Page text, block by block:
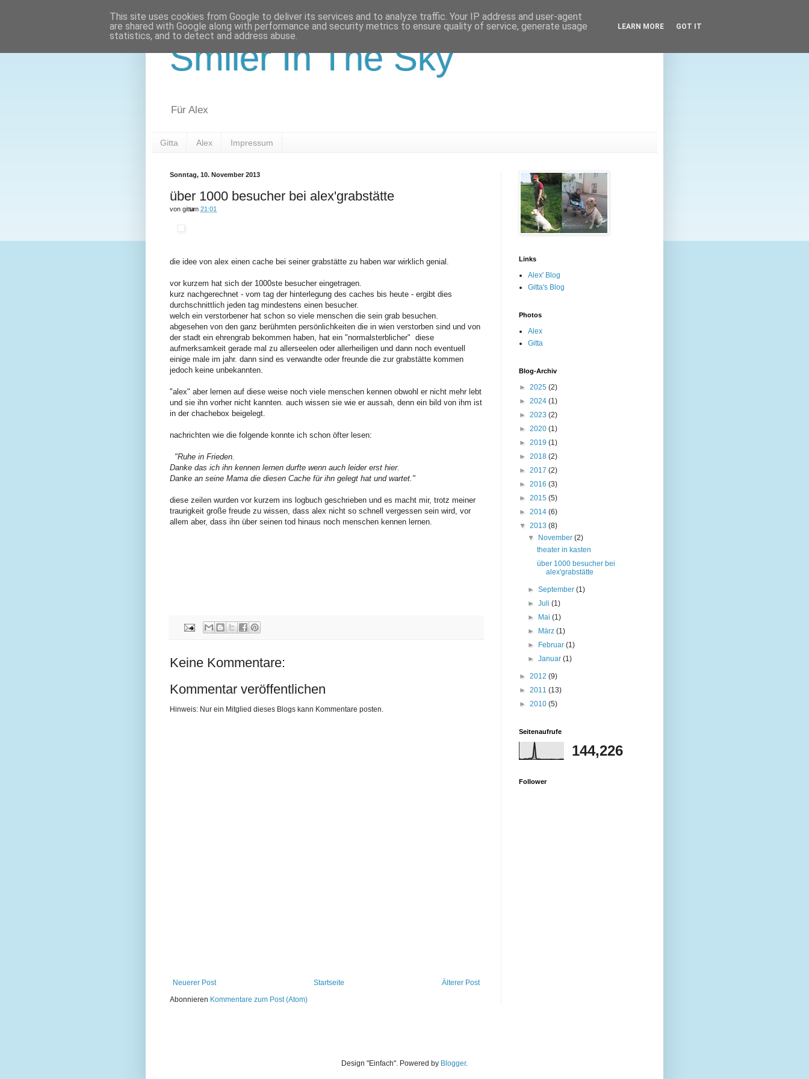
Smiler In The Sky
Für Alex
Gitta Alex Impressum
Sonntag, 10. November 2013
über 1000 besucher bei alex'grabstätte
von gittaum21:01
die idee von alex einen cache bei seiner grabstätte zu haben war wirklich genial.
vor kurzem hat sich der 1000ste besucher eingetragen.
kurz nachgerechnet - vom tag der hinterlegung des caches bis heute - ergibt dies
durchschnittlich jeden tag mindestens einen besucher.
welch ein verstorbener hat schon so viele menschen die sein grab besuchen.
abgesehen von den ganz berühmten persönlichkeiten die in wien verstorben sind und von
der stadt ein ehrengrab bekommen haben, hat ein "normalsterblicher" diese
aufmerksamkeit gerade mal zu allerseelen oder allerheiligen und dann noch eventuell
einige male im jahr. dann sind es verwandte oder freunde die zur grabstätte kommen
jedoch keine unbekannten.
"alex" aber lernen auf diese weise noch viele menschen kennen obwohl er nicht mehr lebt
und sie ihn vorher nicht kannten. auch wissen sie wie er aussah, denn ein bild von ihm ist
in der chachebox beigelegt.
nachrichten wie die folgende konnte ich schon öfter lesen:
"Ruhe in Frieden.
Danke das ich ihn kennen lernen durfte wenn auch leider erst hier.
Danke an seine Mama die diesen Cache für ihn gelegt hat und wartet."
diese zeilen wurden vor kurzem ins logbuch geschrieben und es macht mir, trotz meiner
traurigkeit große freude zu wissen, dass alex nicht so schnell vergessen sein wird, vor
allem aber, dass ihn über seinen tod hinaus noch menschen kennen lernen.
Keine Kommentare:
Kommentar veröffentlichen
Hinweis: Nur ein Mitglied dieses Blogs kann Kommentare posten.
Neuerer Post Älterer Post
Startseite
Abonnieren Kommentare zum Post (Atom)
Links
Alex' Blog
Gitta's Blog
Photos
Alex
Gitta
Blog-Archiv
► 2025 (2)
► 2024 (1)
► 2023 (2)
► 2020 (1)
► 2019 (1)
► 2018 (2)
► 2017 (2)
► 2016 (3)
► 2015 (5)
► 2014 (6)
▼ 2013 (8)
▼
November(2)
theater in kasten
über 1000 besucher bei
alex'grabstätte
►September(1)
►Juli(1)
►
Mai(1)
►
März(1)
►
Februar(1)
►Januar(1)
► 2012 (9)
► 2011 (13)
► 2010 (5)
Seitenaufrufe
144,226
Follower
Design "Einfach". Powered by Blogger.
This site uses cookies from Google to deliver its services and to analyze traffic. Your IP address and user-agent
are shared with Google along with performance and security metrics to ensure quality of service, generate usage
statistics, and to detect and address abuse.
LEARN MORE GOT IT